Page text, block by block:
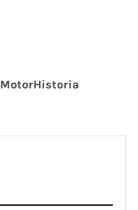
MotorHistoria